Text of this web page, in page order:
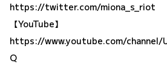
https://twitter.com/miona_s_riot
【YouTube】
https://www.youtube.com/channel/
Q